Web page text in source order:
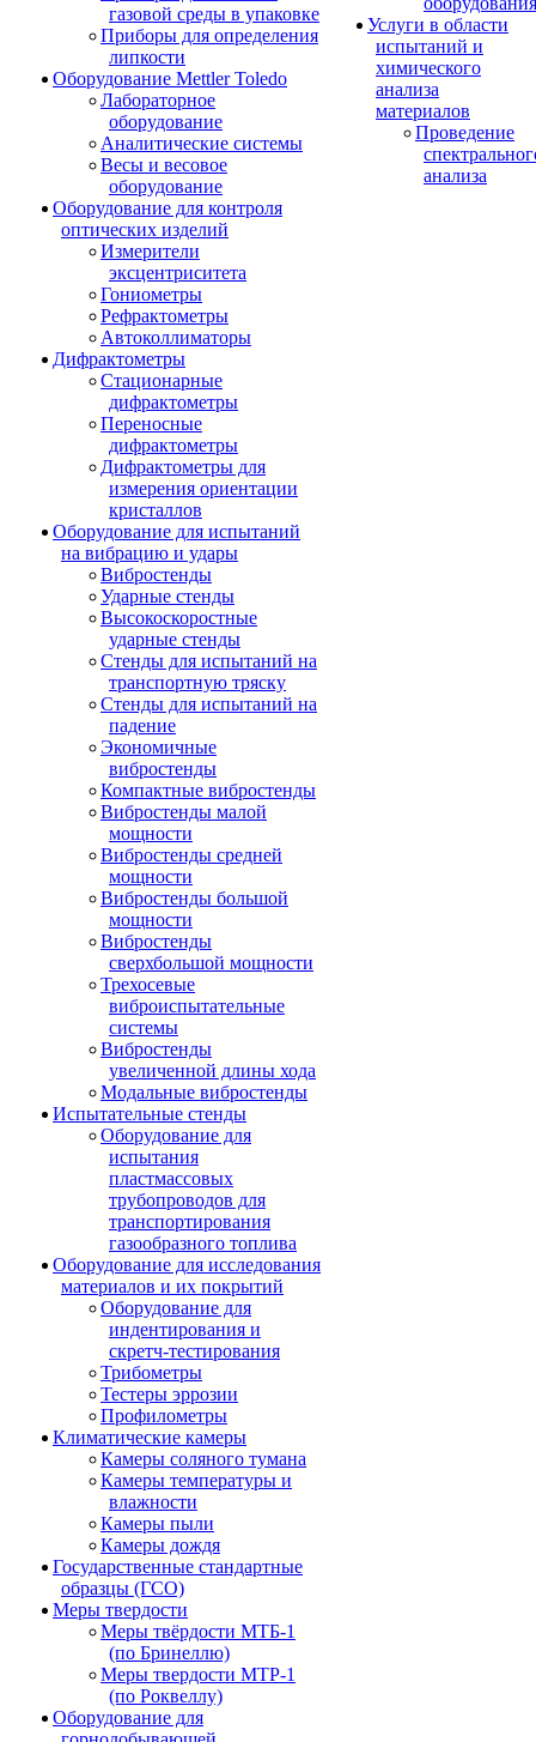
газовой среды в упаковке
Приборы для определения
липкости
Оборудование Mettler Toledo
Лабораторное
оборудование
Аналитические системы
Весы и весовое
оборудование
Оборудование для контроля
оптических изделий
Измерители
эксцентриситета
Гониометры
Рефрактометры
Автоколлиматоры
Дифрактометры
Стационарные
дифрактометры
Переносные
дифрактометры
Дифрактометры для
измерения ориентации
кристаллов
Оборудование для испытаний
на вибрацию и удары
Вибростенды
Ударные стенды
Высокоскоростные
ударные стенды
Стенды для испытаний на
транспортную тряску
Стенды для испытаний на
падение
Экономичные
вибростенды
Компактные вибростенды
Вибростенды малой
мощности
Вибростенды средней
мощности
Вибростенды большой
мощности
Вибростенды
сверхбольшой мощности
Трехосевые
виброиспытательные
системы
Вибростенды
увеличенной длины хода
Модальные вибростенды
Испытательные стенды
Оборудование для
испытания
пластмассовых
трубопроводов для
транспортирования
газообразного топлива
Оборудование для исследования
материалов и их покрытий
Оборудование для
индентирования и
скретч-тестирования
Трибометры
Тестеры эррозии
Профилометры
Климатические камеры
Камеры соляного тумана
Камеры температуры и
влажности
Камеры пыли
Камеры дождя
Государственные стандартные
образцы (ГСО)
Меры твердости
Меры твёрдости МТБ-1
(по Бринеллю)
Меры твердости МТР-1
(по Роквеллу)
Оборудование для
Услуги в области
испытаний и
химического
анализа
материалов
Проведение
анализа